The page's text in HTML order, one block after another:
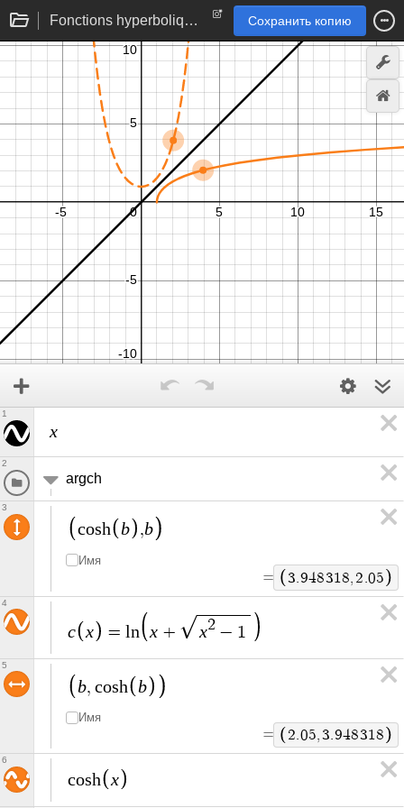
Fonctions hyperboliques réciproques Сохранить копию
x
1
argch
2
cosh b ,b
Имя
= 3.948318, 2.05
3
c x = ln x + x2 − 1
4
b, cosh b
Имя
= 2.05,3.948318
5
cosh x
6